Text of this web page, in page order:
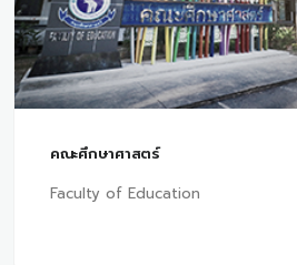
คณะศึกษาศาสตร์
Faculty of Education